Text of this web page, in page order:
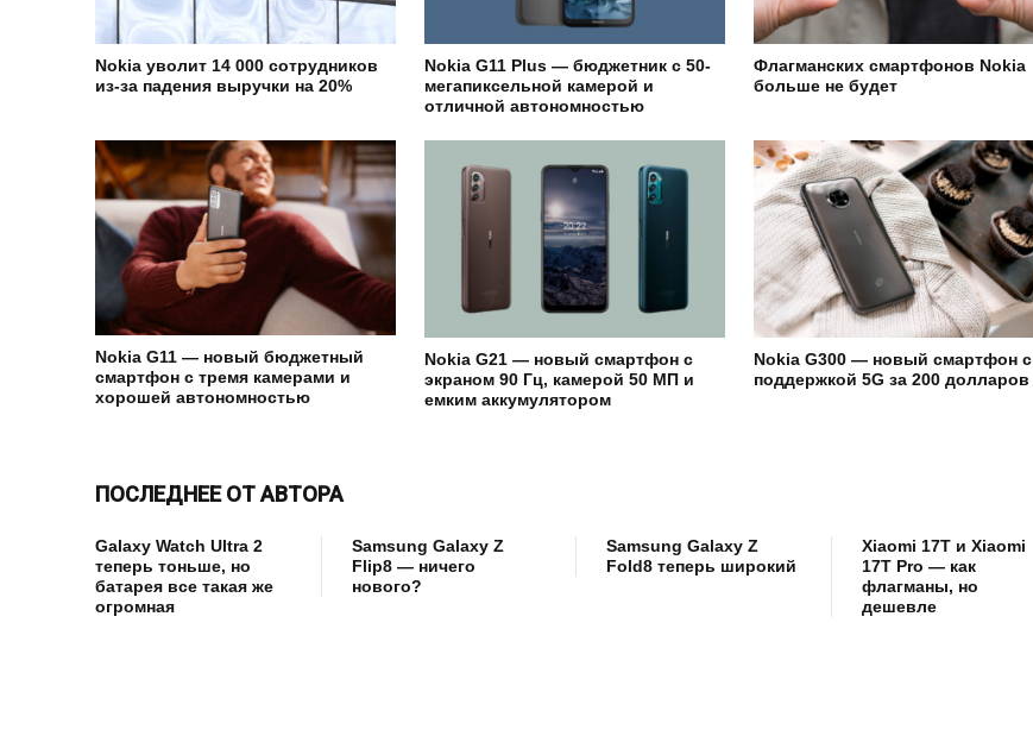
Nokia уволит 14 000 сотрудников
из-за падения выручки на 20%
Nokia G11 Plus — бюджетник с 50-
мегапиксельной камерой и
отличной автономностью
Флагманских смартфонов Nokia
больше не будет
Nokia G11 — новый бюджетный
смартфон с тремя камерами и
хорошей автономностью
Nokia G21 — новый смартфон с
экраном 90 Гц, камерой 50 МП и
емким аккумулятором
Nokia G300 — новый смартфон с
поддержкой 5G за 200 долларов
ПОСЛЕДНЕЕ ОТ АВТОРА
Galaxy Watch Ultra 2
теперь тоньше, но
батарея все такая же
огромная
Samsung Galaxy Z
Flip8 — ничего
нового?
Samsung Galaxy Z
Fold8 теперь широкий
Xiaomi 17T и Xiaomi
17T Pro — как
флагманы, но
дешевле